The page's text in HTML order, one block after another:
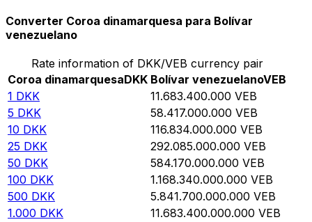
Converter Coroa dinamarquesa para Bolívar
venezuelano
Rate information of DKK/VEB currency pair
Coroa dinamarquesaDKK Bolívar venezuelanoVEB
1 DKK 11.683.400.000 VEB
5 DKK 58.417.000.000 VEB
10 DKK 116.834.000.000 VEB
25 DKK 292.085.000.000 VEB
50 DKK 584.170.000.000 VEB
100 DKK 1.168.340.000.000 VEB
500 DKK 5.841.700.000.000 VEB
1.000 DKK 11.683.400.000.000 VEB